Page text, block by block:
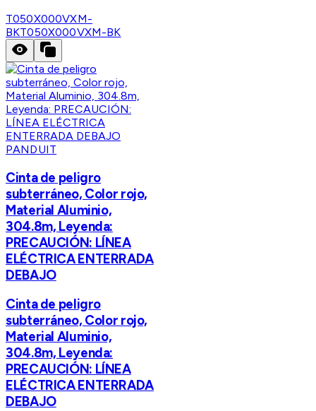
T050X000VXM-
BKT050X000VXM-BK
PANDUIT
Cinta de peligro
subterráneo, Color rojo,
Material Aluminio,
304.8m, Leyenda:
PRECAUCIÓN: LÍNEA
ELÉCTRICA ENTERRADA
DEBAJO
Cinta de peligro
subterráneo, Color rojo,
Material Aluminio,
304.8m, Leyenda:
PRECAUCIÓN: LÍNEA
ELÉCTRICA ENTERRADA
DEBAJO